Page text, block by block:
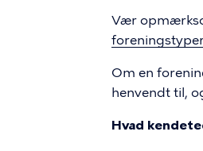
Vær
Om en
henvendt til,
Hvad